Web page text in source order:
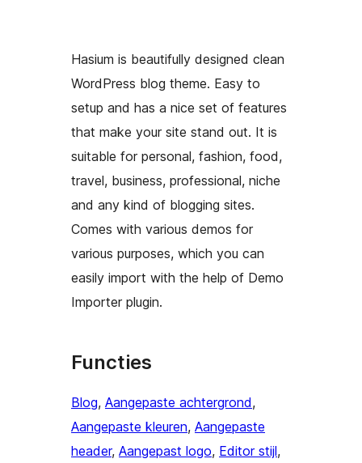
Hasium is beautifully designed clean
WordPress blog theme. Easy to
setup and has a nice set of features
that make your site stand out. It is
suitable for personal, fashion, food,
travel, business, professional, niche
and any kind of blogging sites.
Comes with various demos for
various purposes, which you can
easily import with the help of Demo
Importer plugin.
Functies
Blog, Aangepaste achtergrond
Aangepaste kleuren, Aangepaste
header, Aangepast logo, Editor stijl